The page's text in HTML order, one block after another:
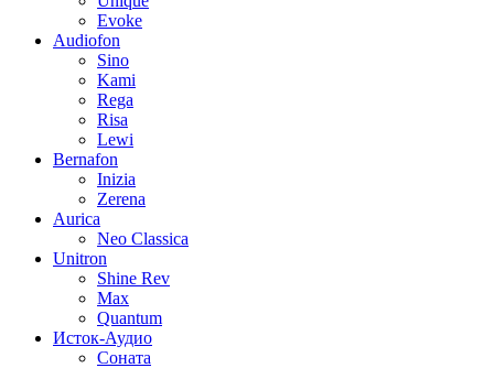
Evoke
Audiofon
Sino
Kami
Rega
Risa
Lewi
Bernafon
Inizia
Zerena
Aurica
Neo Classica
Unitron
Shine Rev
Max
Quantum
Исток-Аудио
Соната